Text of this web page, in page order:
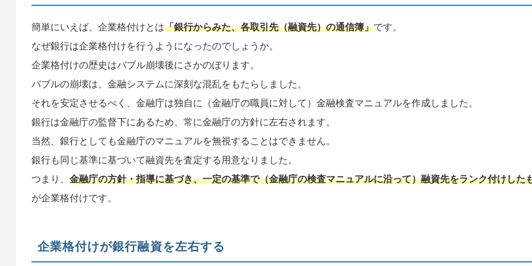
簡単にいえば、企業格付けとは「銀行からみた、各取引先（融資先）の通信簿」です。
なぜ銀行は企業格付けを行うようになったのでしょうか。
企業格付けの歴史はバブル崩壊後にさかのぼります。
バブルの崩壊は、金融システムに深刻な混乱をもたらしました。
それを安定させるべく、金融庁は独自に（金融庁の職員に対して）金融検査マニュアルを作成しました。
銀行は金融庁の監督下にあるため、常に金融庁の方針に左右されます。
当然、銀行としても金融庁のマニュアルを無視することはできません。
銀行も同じ基準に基づいて融資先を査定する用意なりました。
つまり、 金融庁の方針・指導に基づき、一定の基準で（金融庁の検査マニュアルに沿って）融資先をランク付けした
が企業格付けです。
企業格付けが銀行融資を左右する